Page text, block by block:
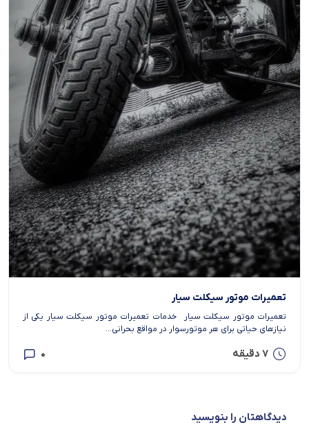
تعمیرات موتور سیکلت سیار
تعمیرات موتور سیکلت سیار خدمات تعمیرات موتور سیکلت سیار یکی از
نیازهای حیاتی برای هر موتورسوار در مواقع بحرانی...
7 دقیقه 0
دیدگاهتان را بنویسید